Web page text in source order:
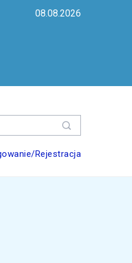
08.08.2026
Rejestracja